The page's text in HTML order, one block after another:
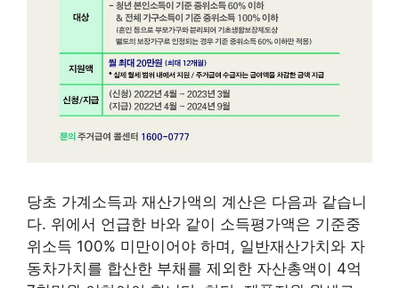
당초 가계소득과 재산가액의 계산은 다음과 같습니
다. 위에서 언급한 바와 같이 소득평가액은 기준중
위소득 100% 미만이어야 하며, 일반재산가치와 자
동차가치를 합산한 부채를 제외한 자산총액이 4억